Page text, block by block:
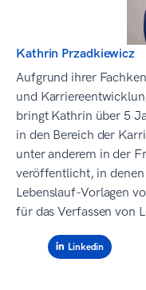
Kathrin Przadkiewicz
Aufgrund ihrer
und
bringt Kathrin über 5
in den Bereich der
unter anderem in der
veröffentlicht, in
Lebenslauf-Vorlagen
für das Verfassen von
Linkedin